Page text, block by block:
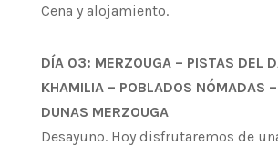
Cena y alojamiento.
DÍA 03: MERZOUGA – PISTAS DEL
KHAMILIA – POBLADOS NÓMADAS
DUNAS MERZOUGA
Desayuno. Hoy disfrutaremos de